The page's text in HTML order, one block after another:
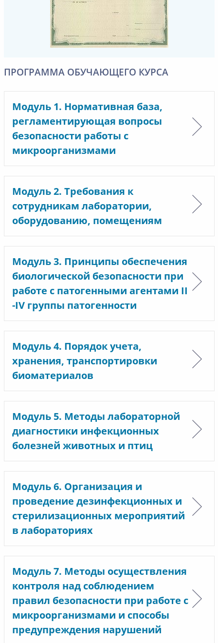
ПРОГРАММА ОБУЧАЮЩЕГО КУРСА
Модуль 1. Нормативная база,
регламентирующая вопросы
безопасности работы с
микроорганизмами
Модуль 2. Требования к
сотрудникам лаборатории,
оборудованию, помещениям
Модуль 3. Принципы обеспечения
биологической безопасности при
работе с патогенными агентами II
-IV группы патогенности
Модуль 4. Порядок учета,
хранения, транспортировки
биоматериалов
Модуль 5. Методы лабораторной
диагностики инфекционных
болезней животных и птиц
Модуль 6. Организация и
проведение дезинфекционных и
стерилизационных мероприятий
в лабораториях
Модуль 7. Методы осуществления
контроля над соблюдением
правил безопасности при работе с
микроорганизмами и способы
предупреждения нарушений